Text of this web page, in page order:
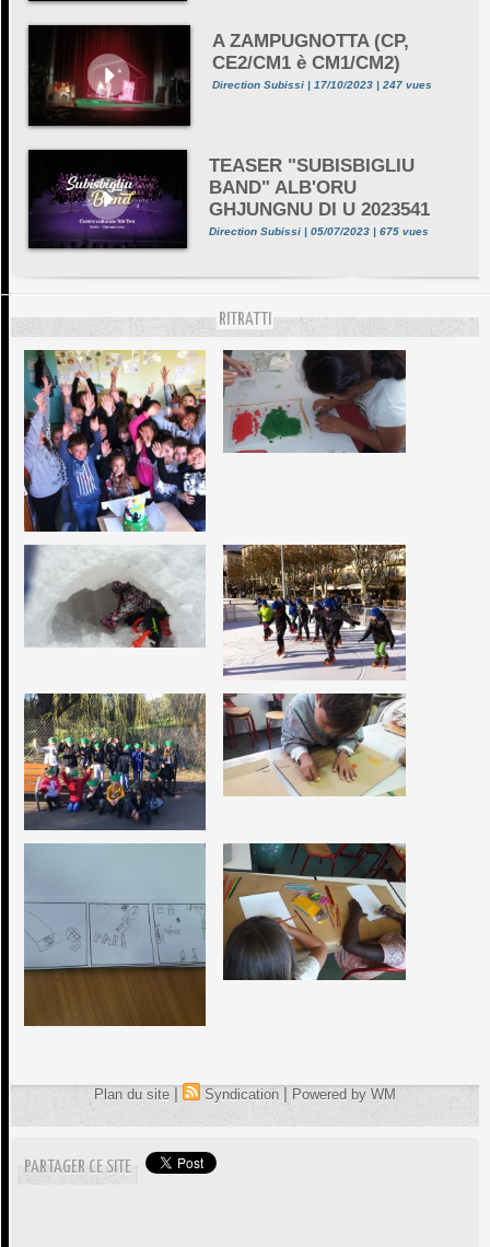
A ZAMPUGNOTTA (CP,
CE2/CM1 è CM1/CM2)
Direction Subissi | 17/10/2023 | 247 vues
TEASER "SUBISBIGLIU
BAND" ALB'ORU
GHJUNGNU DI U 2023541
Direction Subissi | 05/07/2023 | 675 vues
RITRATTI
Plan du site | Syndication | Powered by WM
PARTAGER CE SITE